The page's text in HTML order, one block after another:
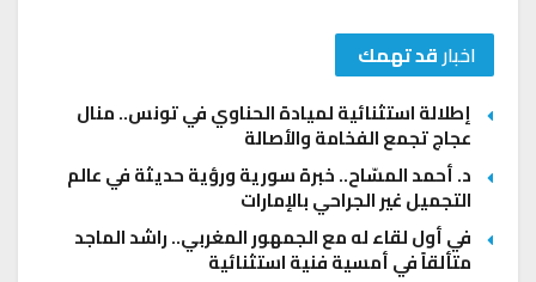
اخبارقد تهمك
إطلالة استثنائية لميادة الحناوي في تونس.. منال
عجاج تجمع الفخامة والأصالة
د. أحمد المسّاح.. خبرة سورية ورؤية حديثة في عالم
التجميل غير الجراحي بالإمارات
في أول لقاء له مع الجمهور المغربي.. راشد الماجد
متألقاً في أمسية فنية استثنائية